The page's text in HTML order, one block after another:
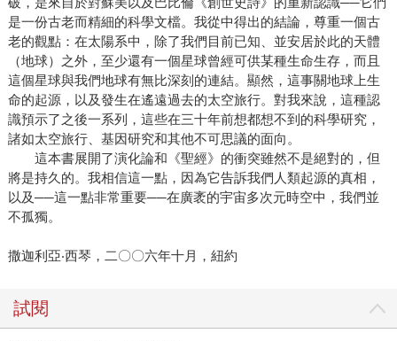
是一份古老而精細的科學文檔。我從中得出的結論，尊重一個古
老的觀點：在太陽系中，除了我們目前已知、並安居於此的天體
（地球）之外，至少還有一個星球曾經可供某種生命生存，而且
這個星球與我們地球有無比深刻的連結。顯然，這事關地球上生
命的起源，以及發生在遙遠過去的太空旅行。對我來說，這種認
識預示了之後一系列，這些在三十年前想都想不到的科學研究，
諸如太空旅行、基因研究和其他不可思議的面向。
這本書展開了演化論和《聖經》的衝突雖然不是絕對的，但
將是持久的。我相信這一點，因為它告訴我們人類起源的真相，
以及──這一點非常重要──在廣袤的宇宙多次元時空中，我們並
不孤獨。
撒迦利亞‧西琴，二〇〇六年十月，紐約
試閱